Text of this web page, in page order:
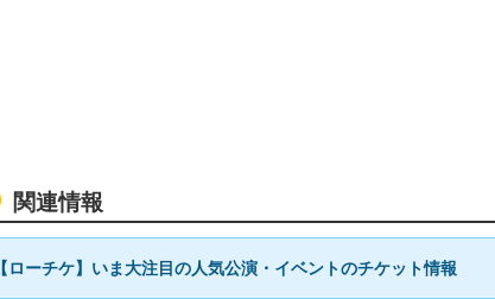
関連情報
【ローチケ】いま大注目の人気公演・イベントのチケット情報